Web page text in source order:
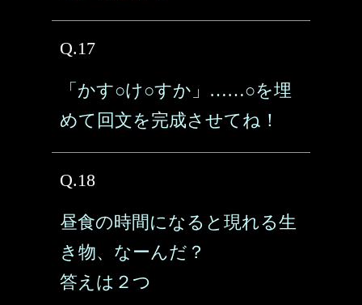
Q.17
「かす○け○すか」……○を埋
めて回文を完成させてね！
Q.18
昼食の時間になると現れる生
き物、なーんだ？
答えは２つ